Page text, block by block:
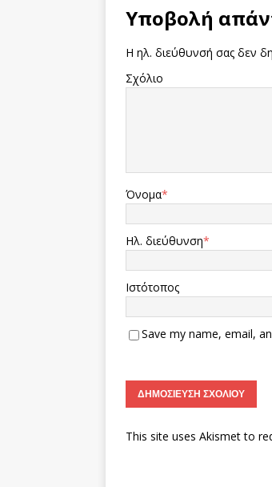
Υποβολή
Η ηλ. διεύθυνσή σας δεν
Σχόλιο
Όνομα*
Ηλ. διεύθυνση*
Ιστότοπος
Save my name, email,
This site uses Akismet to